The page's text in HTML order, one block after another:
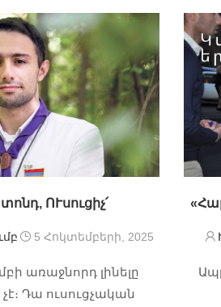
ՈՒսուցիչ՛
5 Հոկտեմբերի, 2025
առաջնորդ լինելը
Դա ուսուցչական